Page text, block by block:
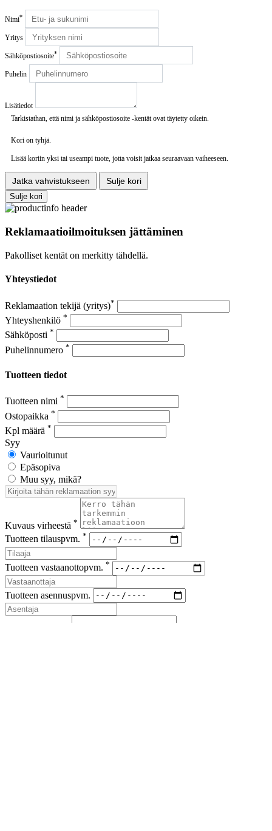
Nimi*
Yritys
Sähköpostiosoite*
Puhelin
Lisätiedot
Tarkistathan, että nimi ja sähköpostiosoite -kentät ovat täytetty oikein.
Kori on tyhjä.
Lisää koriin yksi tai useampi tuote, jotta voisit jatkaa seuraavaan vaiheeseen.
Jatka vahvistukseen
Sulje kori
Sulje kori
Reklamaatioilmoituksen jättäminen
Pakolliset kentät on merkitty tähdellä.
Yhteystiedot
Reklamaation tekijä (yritys)*
Yhteyshenkilö *
Sähköposti *
Puhelinnumero *
Tuotteen tiedot
Tuotteen nimi *
Ostopaikka *
Kpl määrä *
Syy
Vaurioitunut
Epäsopiva
Muu syy, mikä?
Kuvaus virheestä *
Tuotteen tilauspvm. *
Tuotteen vastaanottopvm. *
Tuotteen asennuspvm.